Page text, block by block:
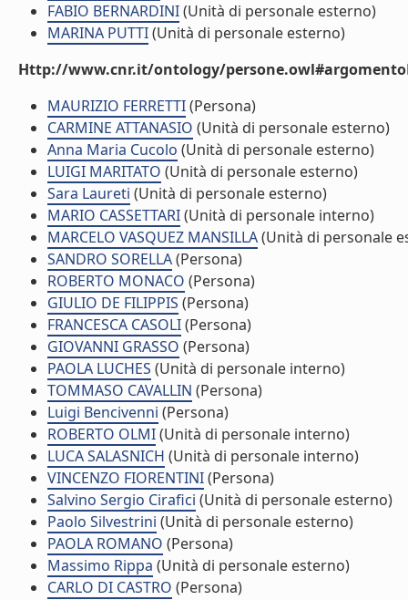
FABIO BERNARDINI(Unità di personale esterno)
MARINA PUTTI(Unità di personale esterno)
Http://www.cnr.it/ontology/
MAURIZIO FERRETTI(Persona)
CARMINE ATTANASIO (Unità di personale esterno)
Anna Maria Cucolo (Unità di personale esterno)
LUIGI MARITATO (Unità di personale esterno)
Sara Laureti (Unità di personale esterno)
MARIO CASSETTARI(Unità di personale interno)
MARCELO VASQUEZ MANSILLA(Unità di personale
SANDRO SORELLA(Persona)
ROBERTO MONACO (Persona)
GIULIO DE FILIPPIS (Persona)
FRANCESCA CASOLI(Persona)
GIOVANNI GRASSO (Persona)
PAOLA LUCHES (Unità di personale interno)
TOMMASO CAVALLIN (Persona)
Luigi Bencivenni (Persona)
ROBERTO OLMI(Unità di personale interno)
LUCA SALASNICH (Unità di personale interno)
VINCENZO FIORENTINI(Persona)
Salvino Sergio Cirafici (Unità di personale esterno)
Paolo Silvestrini (Unità di personale esterno)
PAOLA ROMANO (Persona)
Massimo Rippa (Unità di personale esterno)
CARLO DI CASTRO (Persona)